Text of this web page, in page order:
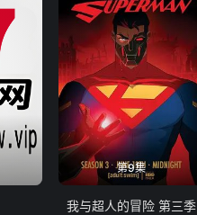
第9集
我与超人的冒险 第三季